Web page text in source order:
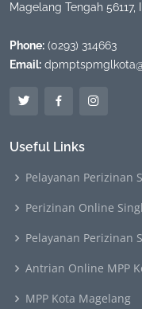
Magelang Tengah 56117,
Phone: (0293) 314663
Email:
Useful Links
Pelayanan Perizinan
Perizinan Online
Pelayanan Perizinan
Antrian Online MPP
MPP Kota Magelang